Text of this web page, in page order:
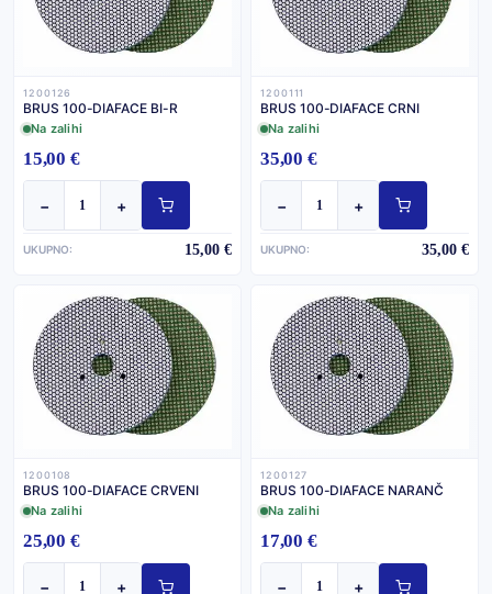
1200126
BRUS 100-DIAFACE BI-R
Na zalihi
15,00 €
− +
UKUPNO: 15,00 €
1200111
BRUS 100-DIAFACE CRNI
Na zalihi
35,00 €
− +
UKUPNO: 35,00 €
1200108
BRUS 100-DIAFACE CRVENI
Na zalihi
25,00 €
− +
1200127
BRUS 100-DIAFACE NARANČ
Na zalihi
17,00 €
− +